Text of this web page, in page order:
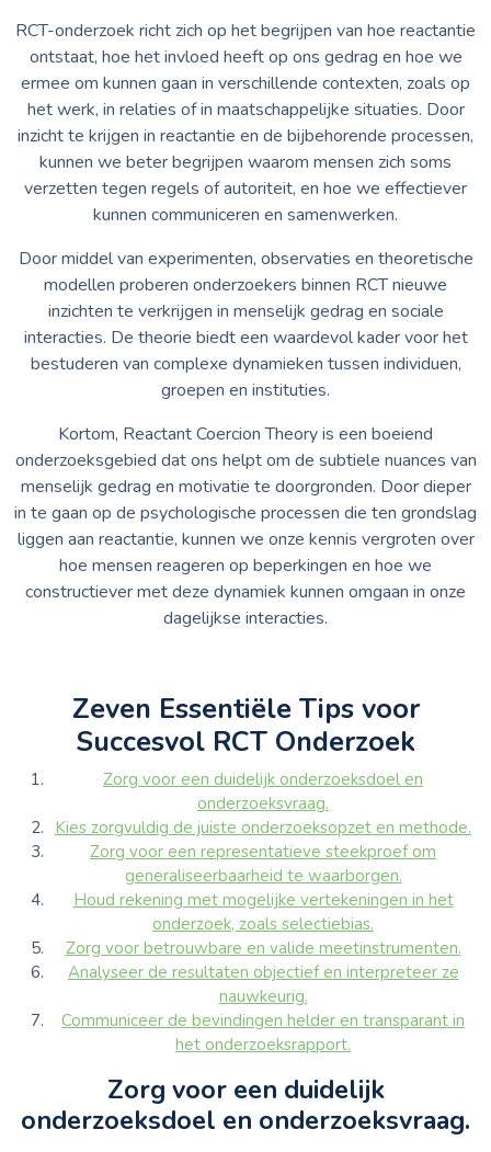
RCT-onderzoek richt zich op het begrijpen van hoe reactantie
ontstaat, hoe het invloed heeft op ons gedrag en hoe we
ermee om kunnen gaan in verschillende contexten, zoals op
het werk, in relaties of in maatschappelijke situaties. Door
inzicht te krijgen in reactantie en de bijbehorende processen,
kunnen we beter begrijpen waarom mensen zich soms
verzetten tegen regels of autoriteit, en hoe we effectiever
kunnen communiceren en samenwerken.
Door middel van experimenten, observaties en theoretische
modellen proberen onderzoekers binnen RCT nieuwe
inzichten te verkrijgen in menselijk gedrag en sociale
interacties. De theorie biedt een waardevol kader voor het
bestuderen van complexe dynamieken tussen individuen,
groepen en instituties.
Kortom, Reactant Coercion Theory is een boeiend
onderzoeksgebied dat ons helpt om de subtiele nuances van
menselijk gedrag en motivatie te doorgronden. Door dieper
in te gaan op de psychologische processen die ten grondslag
liggen aan reactantie, kunnen we onze kennis vergroten over
hoe mensen reageren op beperkingen en hoe we
constructiever met deze dynamiek kunnen omgaan in onze
dagelijkse interacties.
Zeven Essentiële Tips voor
Succesvol RCT Onderzoek
Zorg voor een duidelijk onderzoeksdoel en
onderzoeksvraag.
Kies zorgvuldig de juiste onderzoeksopzet en methode.
Zorg voor een representatieve steekproef om
generaliseerbaarheid te waarborgen.
Houd rekening met mogelijke vertekeningen in het
onderzoek, zoals selectiebias.
Zorg voor betrouwbare en valide meetinstrumenten.
Analyseer de resultaten objectief en interpreteer ze
nauwkeurig.
Communiceer de bevindingen helder en transparant in
het onderzoeksrapport.
Zorg voor een duidelijk
onderzoeksdoel en onderzoeksvraag.